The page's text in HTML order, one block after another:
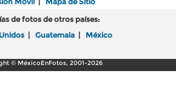
de fotos de otros países:
| Guatemala | México
© MéxicoEnFotos, 2001-2026